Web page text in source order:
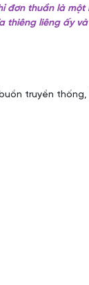
đơn thuần là
thiêng liêng ấy
truyền